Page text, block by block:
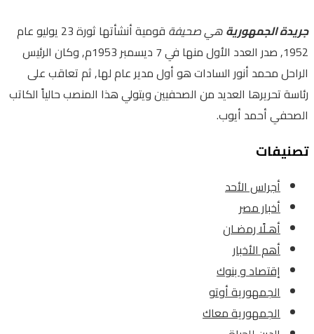
جريدة الجمهوريةهي صحيفة
قومية أنشأتها ثورة 23 يوليو عام
1952, صدر العدد الأول منها في 7 ديسمبر 1953م, وكان الرئيس
الراحل محمد أنور السادات هو أول مدير عام لها, ثم تعاقب على
رئاسة تحريرها العديد من الصحفيين ويتولي هذا المنصب حالياً الكاتب
الصحفي أحمد أيوب.
تصنيفات
أجراس الأحد
أخبار مصر
أهـلًا رمضـان
أهم الأخبار
إقتصاد و بنوك
الجمهورية أوتو
الجمهورية معاك